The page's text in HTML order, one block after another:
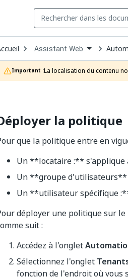
Open
Dropdown
to
choose
product
Assistant Web
Important :La localisation du contenu
la politique
que la politique entre en
Un **locataire :** s'applique
Un **groupe d'utilisateurs**
Un **utilisateur spécifique
déployer une politique sur
suit :
Accédez à l'onglet
Sélectionnez l'onglet
fonction de l'endroit où vous